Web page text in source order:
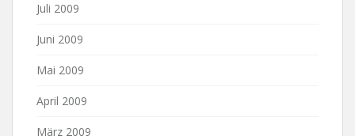
Juli 2009
Juni 2009
Mai 2009
April 2009
März 2009